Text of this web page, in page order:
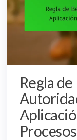
Regla